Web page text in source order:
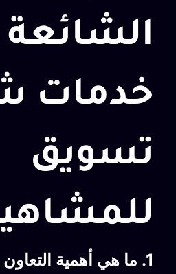
خدمات
تسويق
1. ما هي أهمية